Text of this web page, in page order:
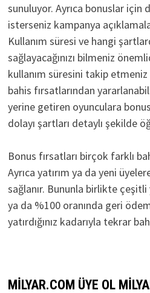
sunuluyor. Ayrıca bonuslar için
isterseniz kampanya
Kullanım süresi ve hangi
sağlayacağınızı bilmeniz
kullanım süresini takip
bahis fırsatlarından
yerine getiren oyunculara
dolayı şartları detaylı şekilde
Bonus fırsatları birçok farklı
Ayrıca yatırım ya da yeni
sağlanır. Bununla birlikte
ya da %100 oranında geri
yatırdığınız kadarıyla tekrar
MILYAR.COM ÜYE OL